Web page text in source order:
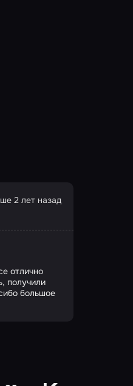
2 лет назад
отлично
получили
большое